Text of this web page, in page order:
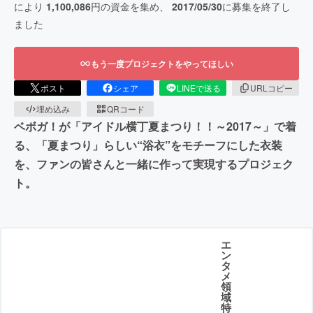
により 1,100,086円の資金を集め、 2017/05/30に募集を終了し
ました
もう一度プロジェクトをやってほしい
ポスト シェア LINEで送る
URLコピー
埋め込み
QRコード
ベボガ！が「アイドル横丁夏まつり！！～2017～」で着
る、「夏まつり」らしい“浴衣”をモチーフにした衣装
を、ファンの皆さんと一緒に作って実現するプロジェク
ト。
エ
ン
タ
メ
領
域
特